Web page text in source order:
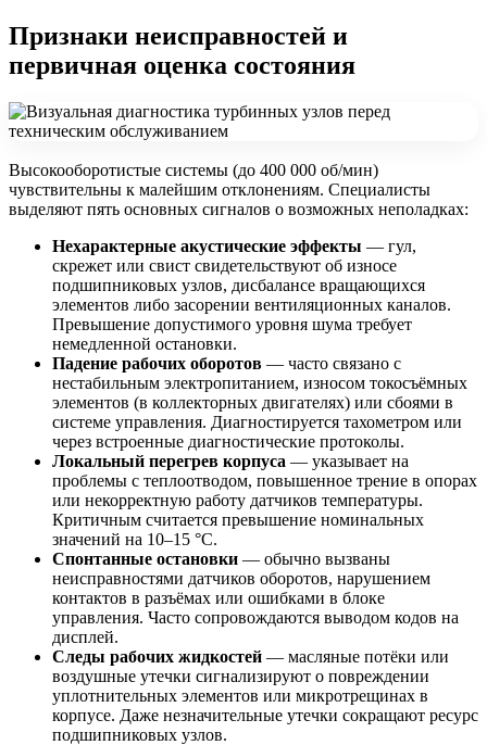
Признаки неисправностей и
первичная оценка состояния
Высокооборотистые системы (до 400 000 об/мин)
чувствительны к малейшим отклонениям. Специалисты
выделяют пять основных сигналов о возможных неполадках:
Нехарактерные акустические эффекты — гул,
скрежет или свист свидетельствуют об износе
подшипниковых узлов, дисбалансе вращающихся
элементов либо засорении вентиляционных каналов.
Превышение допустимого уровня шума требует
немедленной остановки.
Падение рабочих оборотов — часто связано с
нестабильным электропитанием, износом токосъёмных
элементов (в коллекторных двигателях) или сбоями в
системе управления. Диагностируется тахометром или
через встроенные диагностические протоколы.
Локальный перегрев корпуса — указывает на
проблемы с теплоотводом, повышенное трение в опорах
или некорректную работу датчиков температуры.
Критичным считается превышение номинальных
значений на 10–15 °C.
Спонтанные остановки — обычно вызваны
неисправностями датчиков оборотов, нарушением
контактов в разъёмах или ошибками в блоке
управления. Часто сопровождаются выводом кодов на
дисплей.
Следы рабочих жидкостей — масляные потёки или
воздушные утечки сигнализируют о повреждении
уплотнительных элементов или микротрещинах в
корпусе. Даже незначительные утечки сокращают ресурс
подшипниковых узлов.